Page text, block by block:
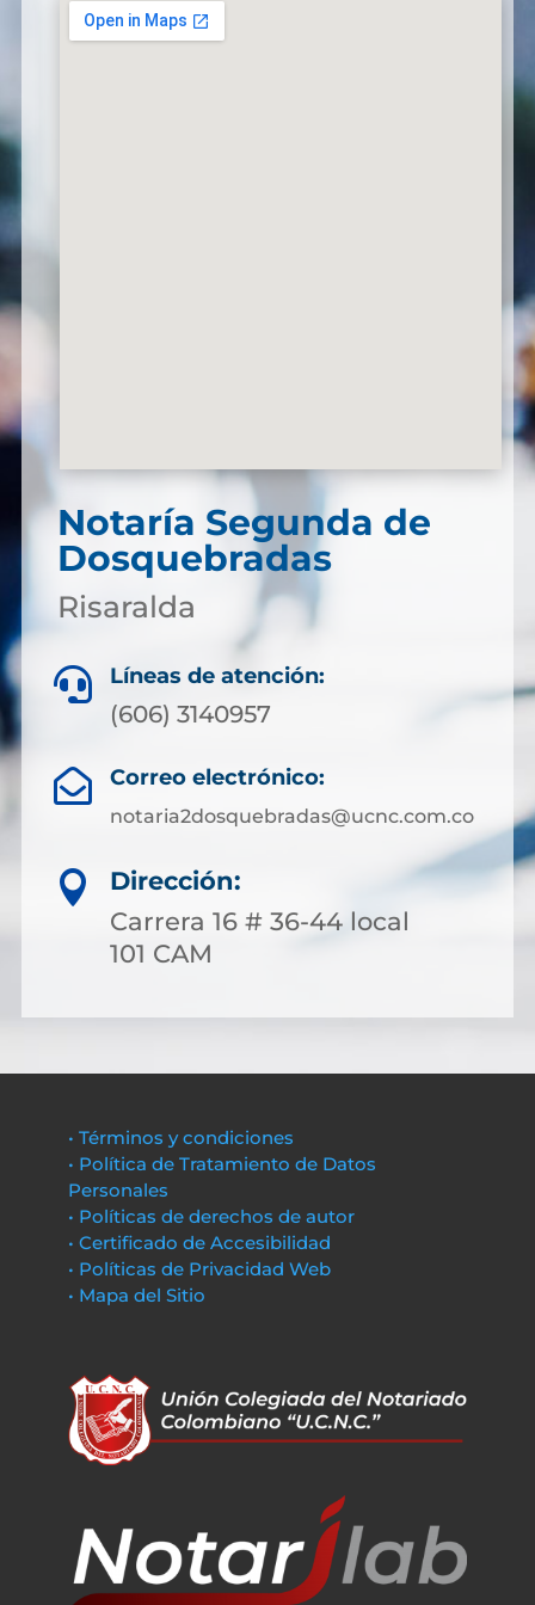
Notaría Segunda de
Dosquebradas
Risaralda
 Líneas de atención:
(606) 3140957
 Correo electrónico:
notaria2dosquebradas@ucnc.com.co

Dirección:
Carrera 16 # 36-44 local
101 CAM
• Términos y condiciones
• Política de Tratamiento de Datos
Personales
• Políticas de derechos de autor
• Certificado de Accesibilidad
• Políticas de Privacidad Web
• Mapa del Sitio